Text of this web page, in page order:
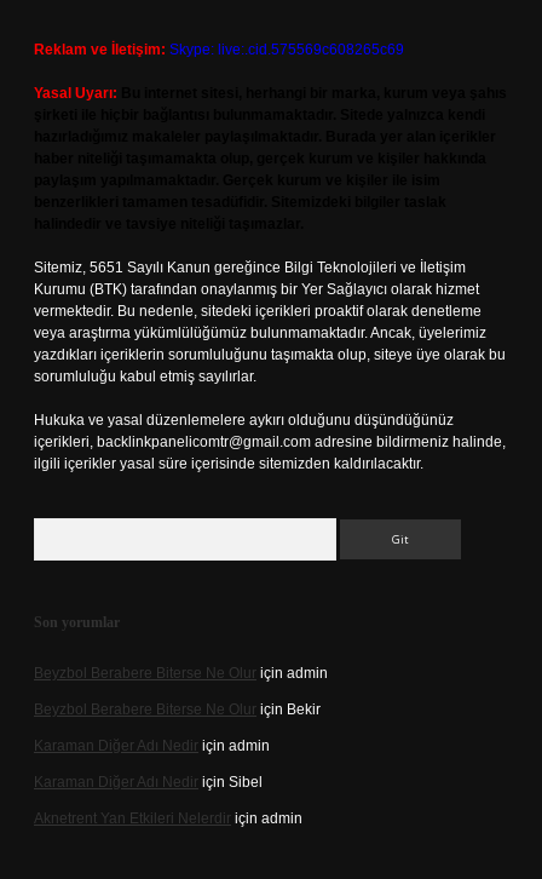
Reklam ve İletişim: Skype: live:.cid.575569c608265c69
Yasal Uyarı:
Sitemiz, 5651 Sayılı Kanun gereğince Bilgi Teknolojileri ve İletişim
Kurumu (BTK) tarafından onaylanmış bir Yer Sağlayıcı olarak hizmet
vermektedir. Bu nedenle, sitedeki içerikleri proaktif olarak denetleme
veya araştırma yükümlülüğümüz bulunmamaktadır. Ancak, üyelerimiz
yazdıkları içeriklerin sorumluluğunu taşımakta olup, siteye üye olarak bu
sorumluluğu kabul etmiş sayılırlar.
Hukuka ve yasal düzenlemelere aykırı olduğunu düşündüğünüz
içerikleri, backlinkpanelicomtr@gmail.com adresine bildirmeniz halinde,
ilgili içerikler yasal süre içerisinde sitemizden kaldırılacaktır.
Son yorumlar
Beyzbol Berabere Biterse Ne Olur için admin
Beyzbol Berabere Biterse Ne Olur için Bekir
Karaman Diğer Adı Nedir için admin
Karaman Diğer Adı Nedir için Sibel
Aknetrent Yan Etkileri Nelerdir için admin